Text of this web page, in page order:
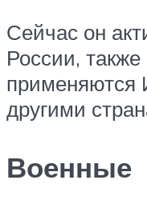
Сейчас он
России,
применяются
другими
Военные